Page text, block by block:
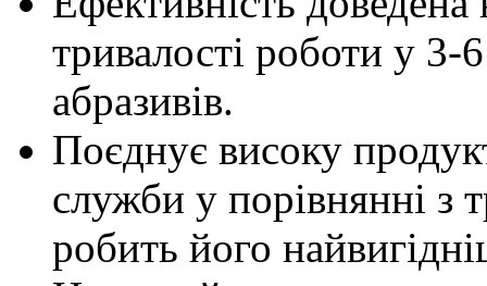
тривалості роботи у 3-
абразивів.
Поєднує високу
служби у порівнянні з
робить його